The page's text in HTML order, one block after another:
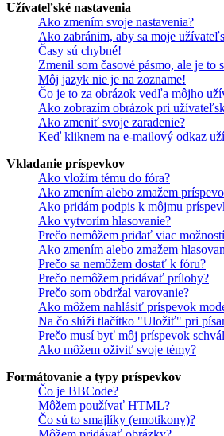
Užívateľské nastavenia
Ako zmením svoje nastavenia?
Ako zabránim, aby sa moje
Časy sú chybné!
Zmenil som časové pásmo, ale je to
Môj jazyk nie je na zozname!
Čo je to za obrázok vedľa môjho
Ako zobrazím obrázok pri
Ako zmeniť svoje zaradenie?
Keď kliknem na e-mailový odkaz
Vkladanie príspevkov
Ako vložím tému do fóra?
Ako zmením alebo zmažem
Ako pridám podpis k môjmu
Ako vytvorím hlasovanie?
Prečo nemôžem pridať viac
Ako zmením alebo zmažem
Prečo sa nemôžem dostať k fóru?
Prečo nemôžem pridávať prílohy?
Prečo som obdržal varovanie?
Ako môžem nahlásiť príspevok
Na čo slúži tlačítko "Uložiť" pri
Prečo musí byť môj príspevok
Ako môžem oživiť svoje témy?
Formátovanie a typy príspevkov
Čo je BBCode?
Môžem používať HTML?
Čo sú to smajlíky (emotikony)?